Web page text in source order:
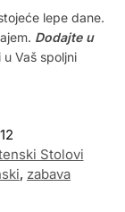
lepe dane.
Dodajte u
Vaš spoljni
Stolovi
, zabava